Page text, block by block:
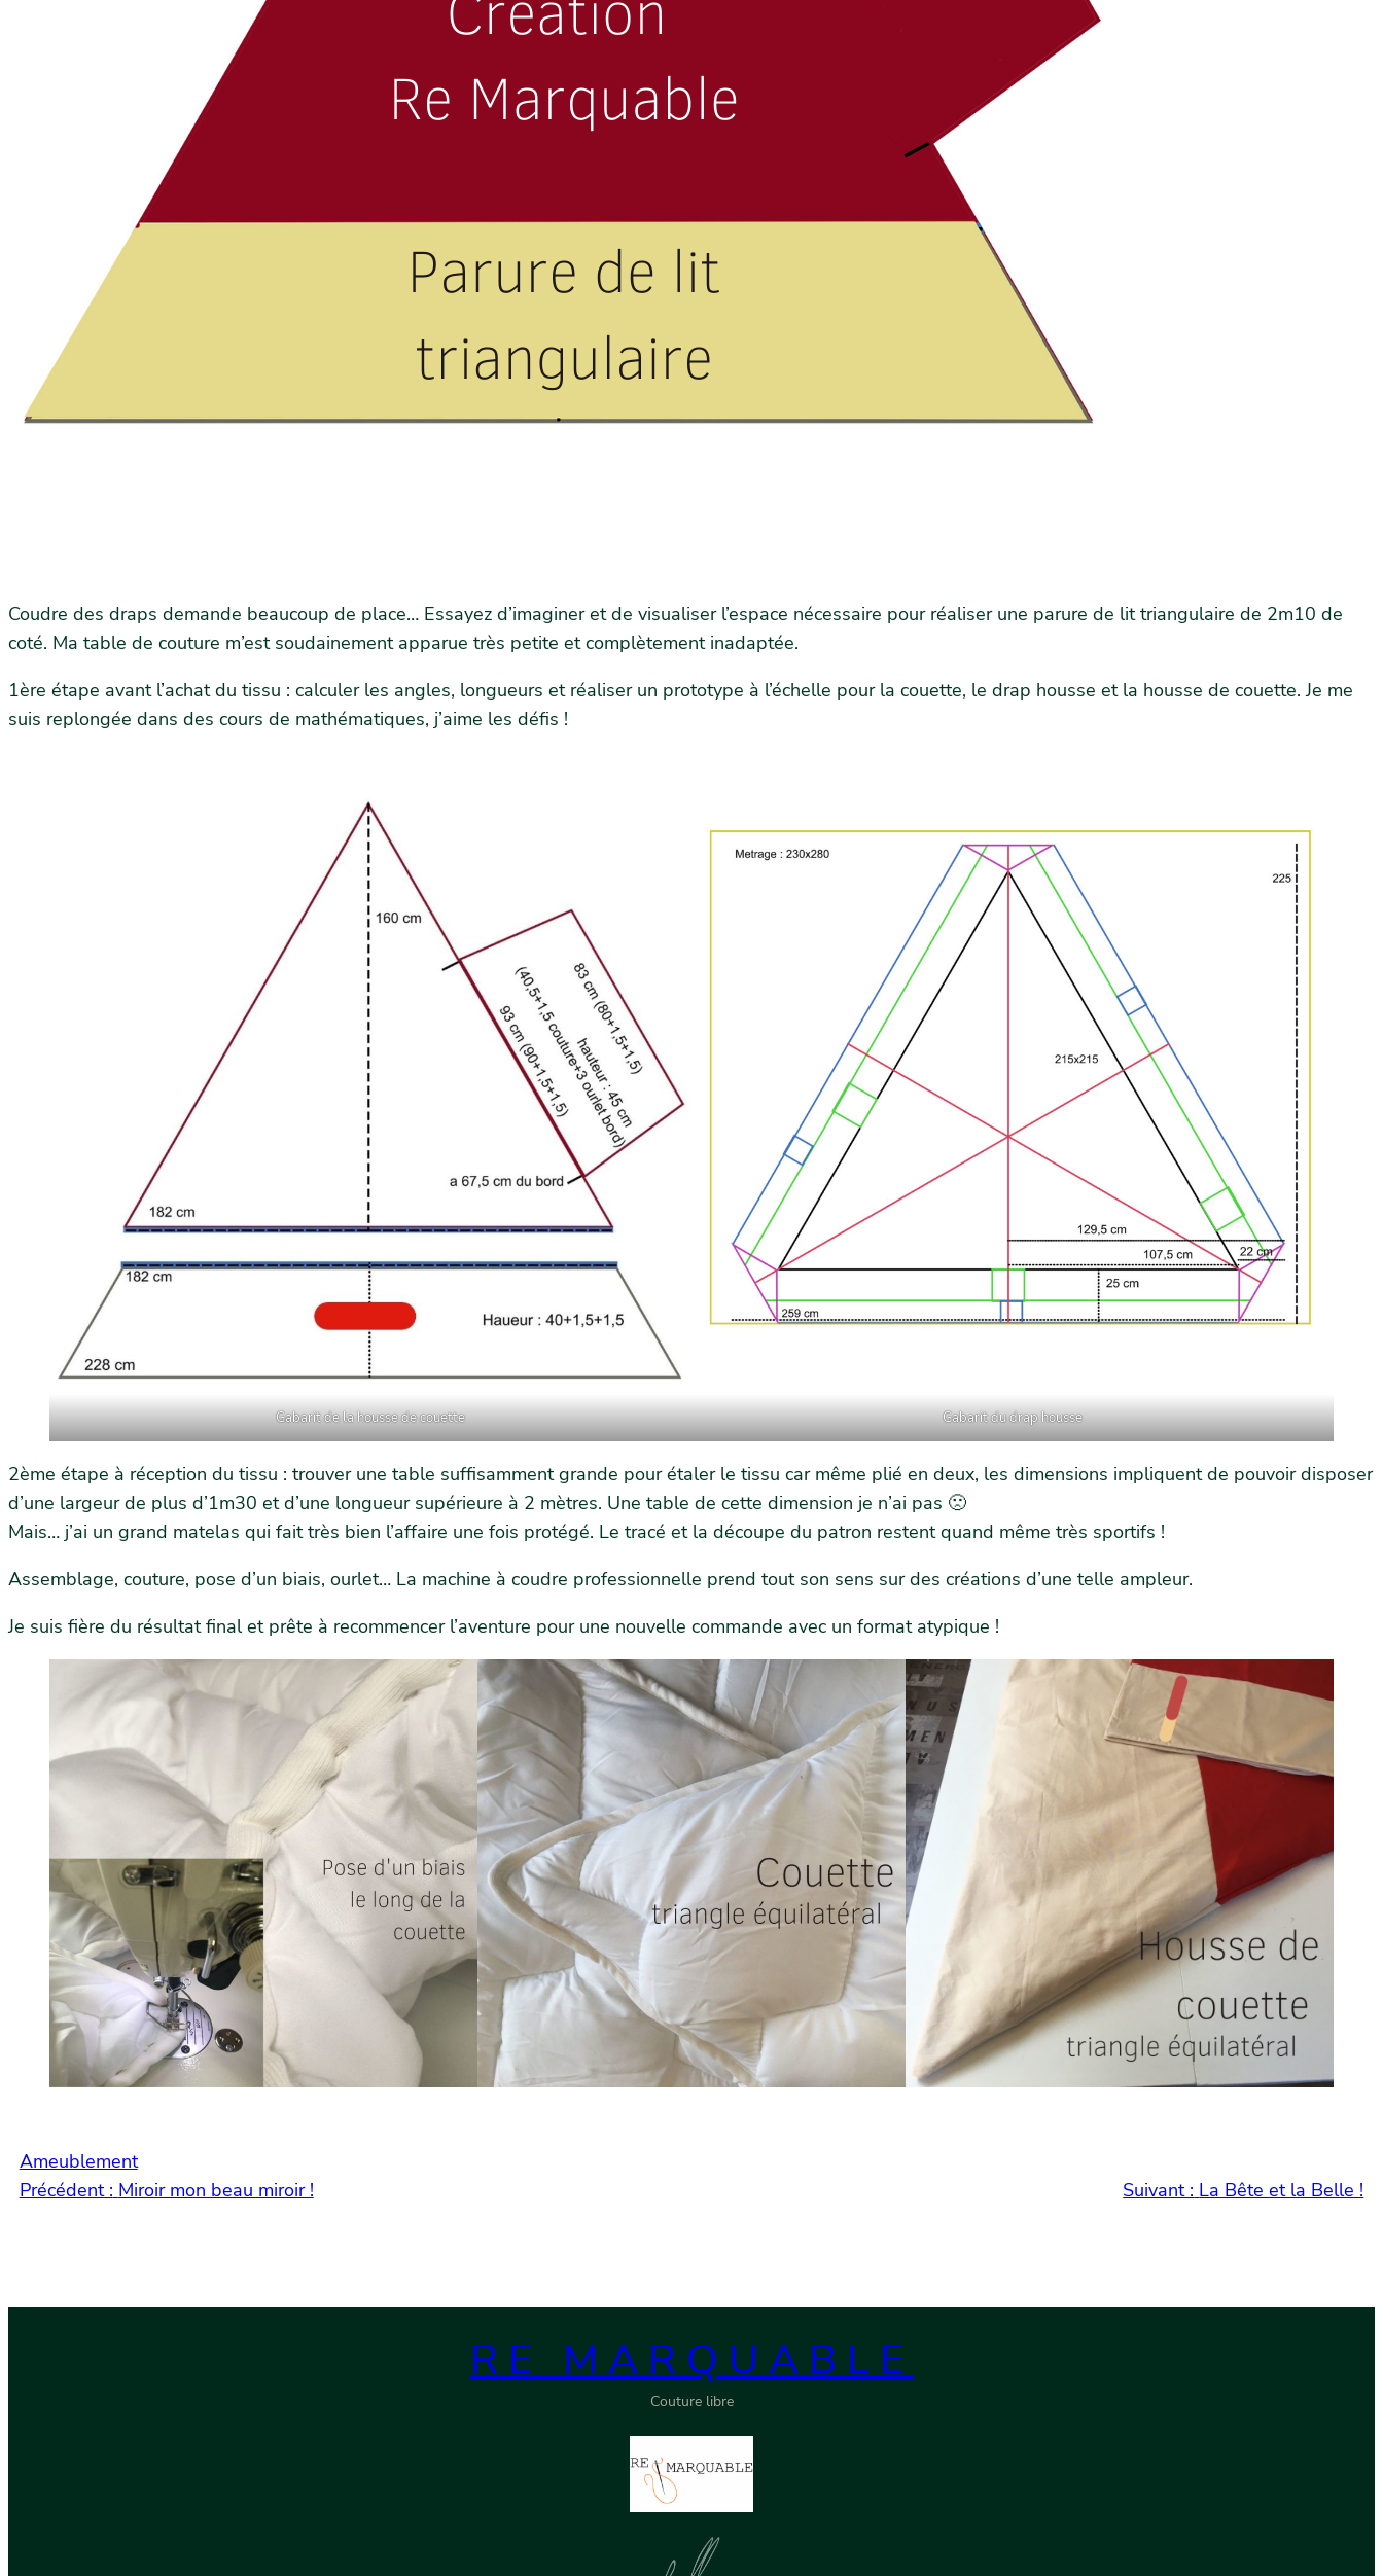
Coudre des draps demande beaucoup de place… Essayez d’imaginer et de visualiser l’espace nécessaire pour réaliser une parure de lit triangulaire de 2m10 de
coté. Ma table de couture m’est soudainement apparue très petite et complètement inadaptée.
1ère étape avant l’achat du tissu : calculer les angles, longueurs et réaliser un prototype à l’échelle pour la couette, le drap housse et la housse de couette. Je me
suis replongée dans des cours de mathématiques, j’aime les défis !
Gabarit de la housse de couette Gabarit du drap housse
2ème étape à réception du tissu : trouver une table suffisamment grande pour étaler le tissu car même plié en deux, les dimensions impliquent de pouvoir disposer
d’une largeur de plus d’1m30 et d’une longueur supérieure à 2 mètres. Une table de cette dimension je n’ai pas 🙁
Mais… j’ai un grand matelas qui fait très bien l’affaire une fois protégé. Le tracé et la découpe du patron restent quand même très sportifs !
Assemblage, couture, pose d’un biais, ourlet… La machine à coudre professionnelle prend tout son sens sur des créations d’une telle ampleur.
Je suis fière du résultat final et prête à recommencer l’aventure pour une nouvelle commande avec un format atypique !
Ameublement
Précédent : Miroir mon beau miroir ! Suivant : La Bête et la Belle !
RE MARQUABLE
Couture libre